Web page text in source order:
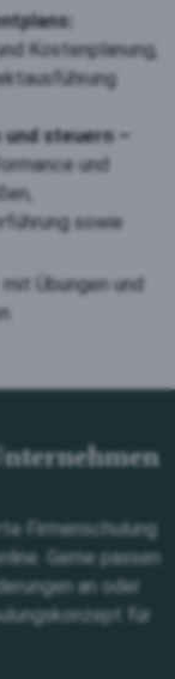
Kostenplanung,
steuern –
und
sowie
Übungen und
Firmenschulung
Gerne passen
an oder
für